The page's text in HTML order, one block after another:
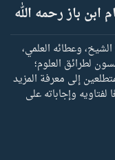
ابن باز رحمه الله
وعطائه العلمي،
لطرائق العلوم؛
إلى معرفة المزيد
وإجاباته على